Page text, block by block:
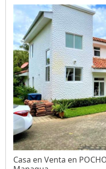
Casa en Venta en